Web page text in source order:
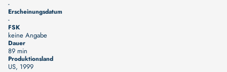
-
Erscheinungsdatum
-
FSK
keine Angabe
Dauer
89 min
Produktionsland
US, 1999